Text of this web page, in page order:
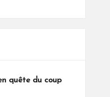
quête du coup